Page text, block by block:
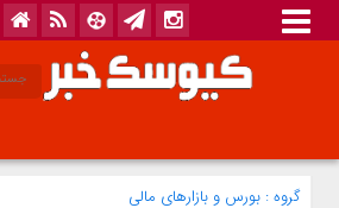
گروه : بورس و بازار‌های مالی